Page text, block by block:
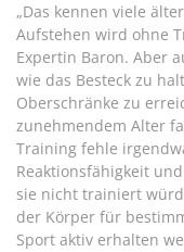
„Das kennen viele
Aufstehen wird ohne
Expertin Baron. Aber
wie das Besteck zu
Oberschränke zu
zunehmendem Alter
Training fehle
Reaktionsfähigkeit
sie nicht trainiert
der Körper für
Sport aktiv erhalten